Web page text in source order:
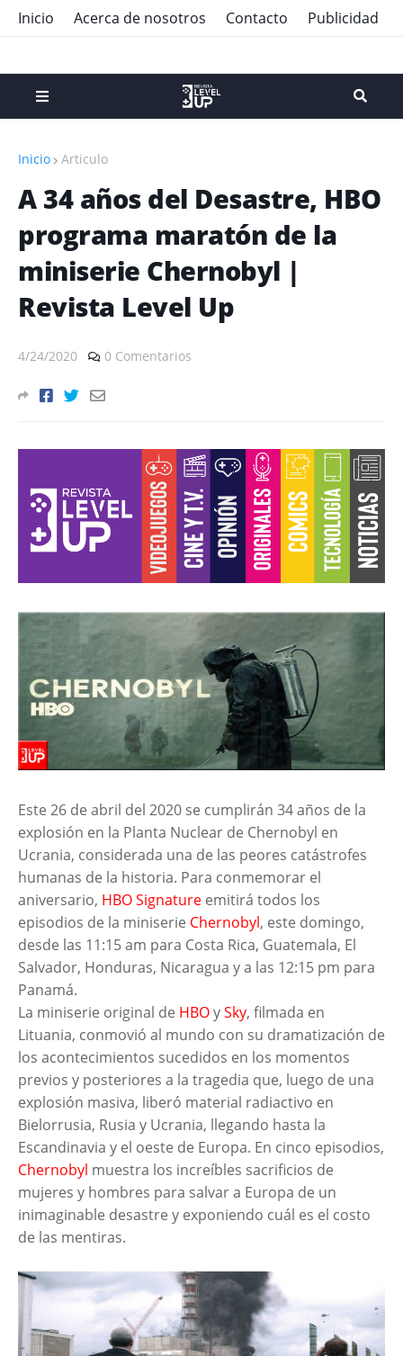
Inicio Acerca de nosotros Contacto Publicidad
Inicio Articulo
A 34 años del Desastre, HBO
programa maratón de la
miniserie Chernobyl |
Revista Level Up
4/24/2020 0 Comentarios
Este 26 de abril del 2020 se cumplirán 34 años de la
explosión en la Planta Nuclear de Chernobyl en
Ucrania, considerada una de las peores catástrofes
humanas de la historia. Para conmemorar el
aniversario, HBO Signature emitirá todos los
episodios de la miniserie Chernobyl, este domingo,
desde las 11:15 am para Costa Rica, Guatemala, El
Salvador, Honduras, Nicaragua y a las 12:15 pm para
Panamá.
La miniserie original de HBOySky, filmada en
Lituania, conmovió al mundo con su dramatización de
los acontecimientos sucedidos en los momentos
previos y posteriores a la tragedia que, luego de una
explosión masiva, liberó material radiactivo en
Bielorrusia, Rusia y Ucrania, llegando hasta la
Escandinavia y el oeste de Europa. En cinco episodios,
Chernobyl muestra los increíbles sacrificios de
mujeres y hombres para salvar a Europa de un
inimaginable desastre y exponiendo cuál es el costo
de las mentiras.